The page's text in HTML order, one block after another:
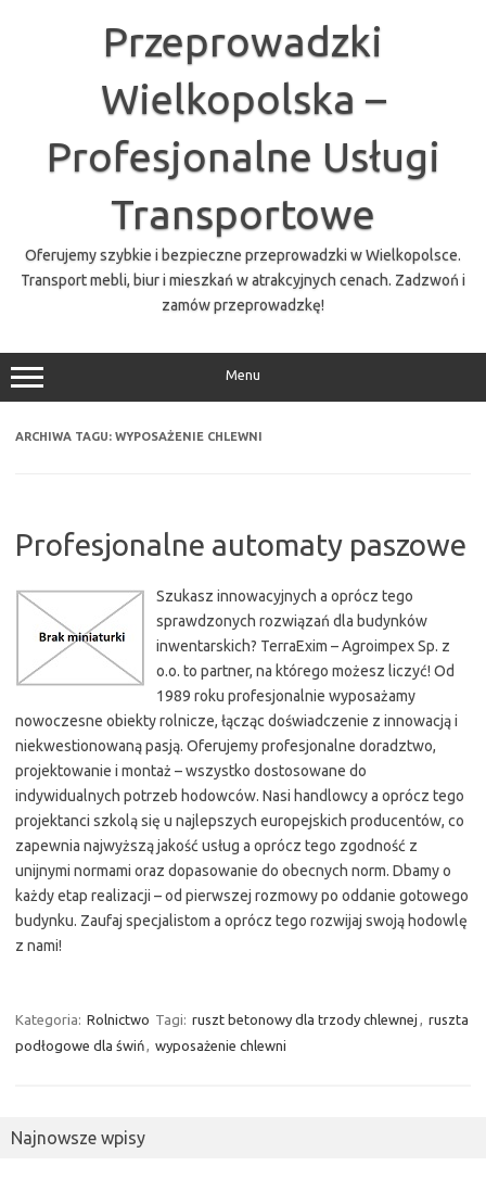
Przeprowadzki
Wielkopolska –
Profesjonalne Usługi
Transportowe
Oferujemy szybkie i bezpieczne przeprowadzki w Wielkopolsce.
Transport mebli, biur i mieszkań w atrakcyjnych cenach. Zadzwoń i
zamów przeprowadzkę!
Menu
ARCHIWA TAGU: WYPOSAŻENIE CHLEWNI
Profesjonalne automaty paszowe
Szukasz innowacyjnych a oprócz tego
sprawdzonych rozwiązań dla budynków
inwentarskich? TerraExim – Agroimpex Sp. z
o.o. to partner, na którego możesz liczyć! Od
1989 roku profesjonalnie wyposażamy
nowoczesne obiekty rolnicze, łącząc doświadczenie z innowacją i
niekwestionowaną pasją. Oferujemy profesjonalne doradztwo,
projektowanie i montaż – wszystko dostosowane do
indywidualnych potrzeb hodowców. Nasi handlowcy a oprócz tego
projektanci szkolą się u najlepszych europejskich producentów, co
zapewnia najwyższą jakość usług a oprócz tego zgodność z
unijnymi normami oraz dopasowanie do obecnych norm. Dbamy o
każdy etap realizacji – od pierwszej rozmowy po oddanie gotowego
budynku. Zaufaj specjalistom a oprócz tego rozwijaj swoją hodowlę
z nami!
Kategoria: Rolnictwo Tagi: ruszt betonowy dla trzody chlewnej , ruszta
podłogowe dla świń, wyposażenie chlewni
Najnowsze wpisy